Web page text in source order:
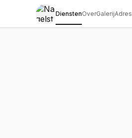
DienstenOverGalerijAdres